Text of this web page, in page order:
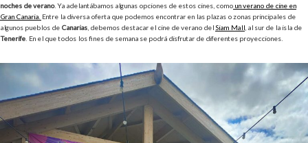
noches de verano. Ya adelantábamos algunas opciones de estos cines, como un verano de cine en
Gran Canaria. Entre la diversa oferta que podemos encontrar en las plazas o zonas principales de
algunos pueblos de Canarias , debemos destacar el cine de verano del Siam Mall , al sur de la isla de
Tenerife . En el que todos los fines de semana se podrá disfrutar de diferentes proyecciones.